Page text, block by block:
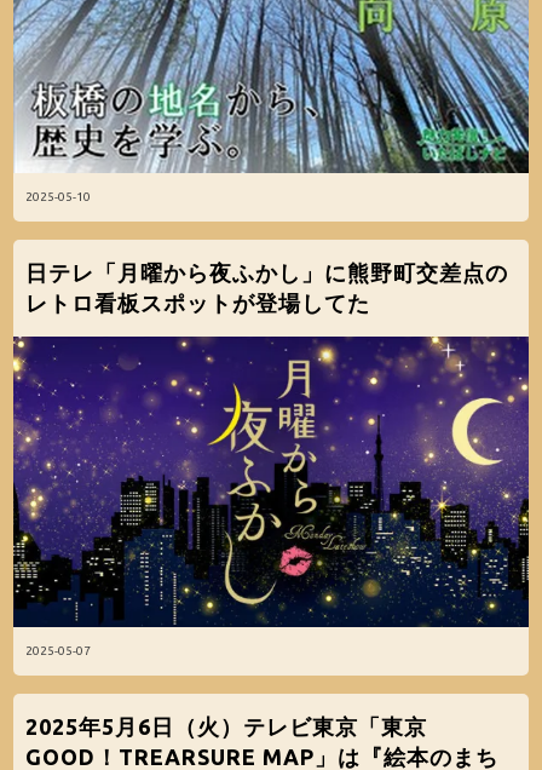
2025-05-10
2025-05-07
日テレ「月曜から夜ふかし」に熊野町交差点の
レトロ看板スポットが登場してた
2025年5月6日（火）テレビ東京「東京
GOOD！TREARSURE MAP」は『絵本のまち